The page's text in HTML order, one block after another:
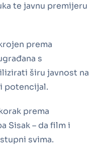
te javnu premijeru
prema
s
širu javnost na
potencijal.
prema
Sisak – da film i
svima.